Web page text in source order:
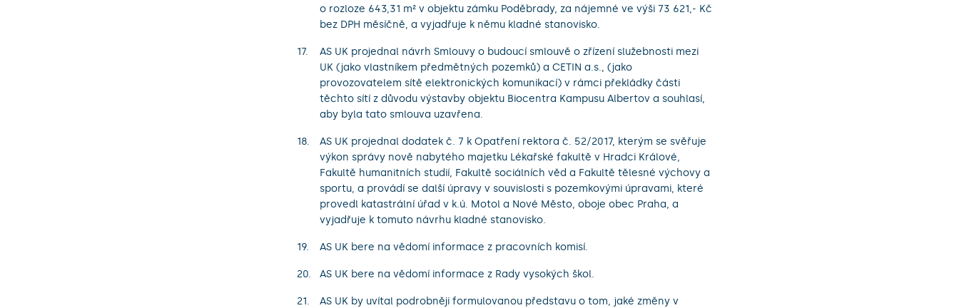
o rozloze 643,31 m² v objektu zámku Poděbrady, za nájemné ve výši 73 621,- Kč
bez DPH měsíčně, a vyjadřuje k němu kladné stanovisko.
AS UK projednal návrh Smlouvy o budoucí smlouvě o zřízení služebnosti mezi
UK (jako vlastníkem předmětných pozemků) a CETIN a.s., (jako
provozovatelem sítě elektronických komunikací) v rámci překládky části
těchto sítí z důvodu výstavby objektu Biocentra Kampusu Albertov a souhlasí,
aby byla tato smlouva uzavřena.
AS UK projednal dodatek č. 7 k Opatření rektora č. 52/2017, kterým se svěřuje
výkon správy nově nabytého majetku Lékařské fakultě v Hradci Králové,
Fakultě humanitních studií, Fakultě sociálních věd a Fakultě tělesné výchovy a
sportu, a provádí se další úpravy v souvislosti s pozemkovými úpravami, které
provedl katastrální úřad v k.ú. Motol a Nové Město, oboje obec Praha, a
vyjadřuje k tomuto návrhu kladné stanovisko.
AS UK bere na vědomí informace z pracovních komisí.
AS UK bere na vědomí informace z Rady vysokých škol.
AS UK by uvítal podrobněji formulovanou představu o tom, jaké změny v